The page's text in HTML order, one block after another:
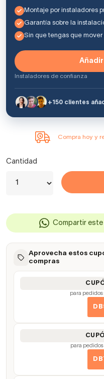
Montaje por instaladores
Garantía sobre la
Sin que tengas que mover
Instaladores de confianza
+150 clientes
Compra hoy y
Cantidad
Compartir
Aprovecha estos
compras
para
para